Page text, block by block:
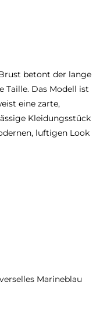
betont der lange
Taille. Das Modell ist
eine zarte,
Kleidungsstück
luftigen Look
Marineblau